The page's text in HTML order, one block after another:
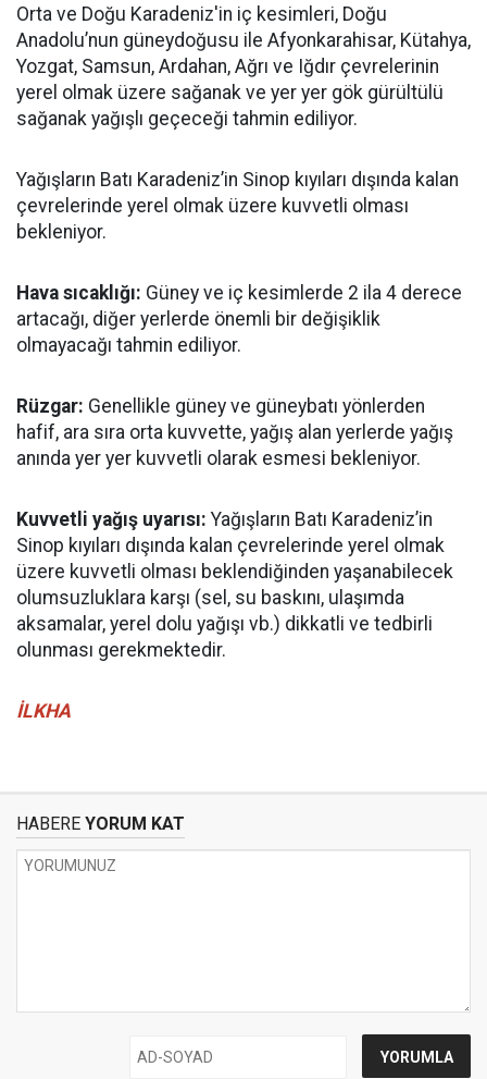
Orta ve Doğu Karadeniz'in iç kesimleri, Doğu
Anadolu’nun güneydoğusu ile Afyonkarahisar, Kütahya,
Yozgat, Samsun, Ardahan, Ağrı ve Iğdır çevrelerinin
yerel olmak üzere sağanak ve yer yer gök gürültülü
sağanak yağışlı geçeceği tahmin ediliyor.
Yağışların Batı Karadeniz’in Sinop kıyıları dışında kalan
çevrelerinde yerel olmak üzere kuvvetli olması
bekleniyor.
Hava sıcaklığı: Güney ve iç kesimlerde 2 ila 4 derece
artacağı, diğer yerlerde önemli bir değişiklik
olmayacağı tahmin ediliyor.
Rüzgar: Genellikle güney ve güneybatı yönlerden
hafif, ara sıra orta kuvvette, yağış alan yerlerde yağış
anında yer yer kuvvetli olarak esmesi bekleniyor.
Kuvvetli yağış uyarısı: Yağışların Batı Karadeniz’in
Sinop kıyıları dışında kalan çevrelerinde yerel olmak
üzere kuvvetli olması beklendiğinden yaşanabilecek
olumsuzluklara karşı (sel, su baskını, ulaşımda
aksamalar, yerel dolu yağışı vb.) dikkatli ve tedbirli
olunması gerekmektedir.
İLKHA
HABERE YORUM KAT